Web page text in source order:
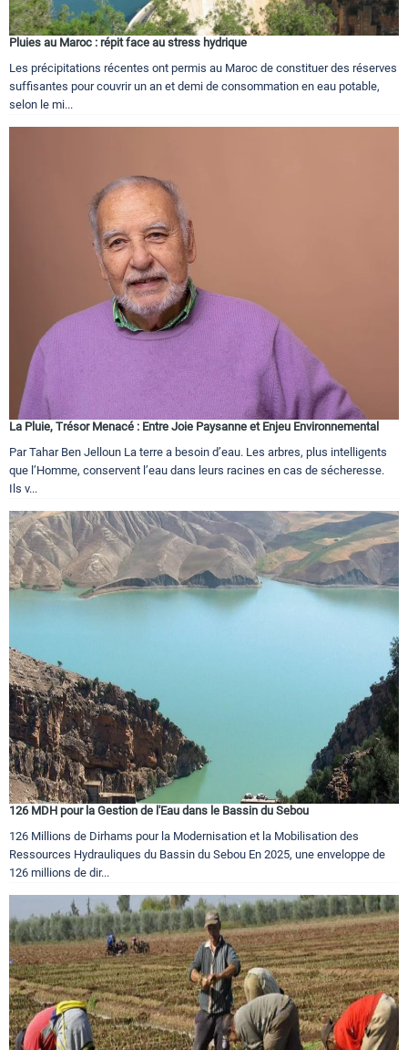
Pluies au Maroc : répit face au stress hydrique
Les précipitations récentes ont permis au Maroc de constituer des réserves
suffisantes pour couvrir un an et demi de consommation en eau potable,
selon le mi...
La Pluie, Trésor Menacé : Entre Joie Paysanne et Enjeu Environnemental
Par Tahar Ben Jelloun La terre a besoin d’eau. Les arbres, plus intelligents
que l’Homme, conservent l’eau dans leurs racines en cas de sécheresse.
Ils v...
126 MDH pour la Gestion de l'Eau dans le Bassin du Sebou
126 Millions de Dirhams pour la Modernisation et la Mobilisation des
Ressources Hydrauliques du Bassin du Sebou En 2025, une enveloppe de
126 millions de dir...